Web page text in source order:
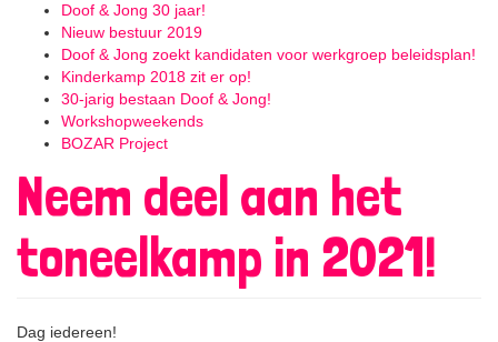
Doof & Jong 30 jaar!
Nieuw bestuur 2019
Doof & Jong zoekt kandidaten voor werkgroep beleidsplan!
Kinderkamp 2018 zit er op!
30-jarig bestaan Doof & Jong!
Workshopweekends
BOZAR Project
Neem deel aan het
toneelkamp in 2021!
Dag iedereen!